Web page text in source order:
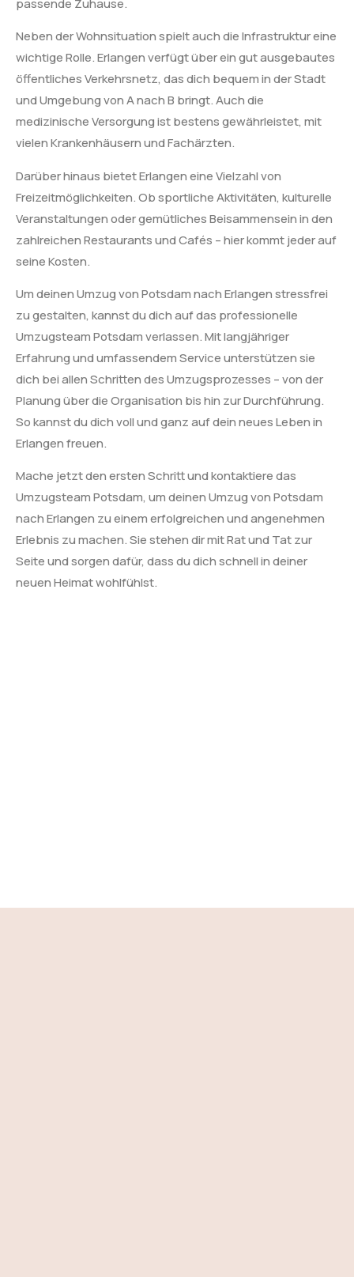
passende Zuhause.
Neben der Wohnsituation spielt auch die Infrastruktur eine
wichtige Rolle. Erlangen verfügt über ein gut ausgebautes
öffentliches Verkehrsnetz, das dich bequem in der Stadt
und Umgebung von A nach B bringt. Auch die
medizinische Versorgung ist bestens gewährleistet, mit
vielen Krankenhäusern und Fachärzten.
Darüber hinaus bietet Erlangen eine Vielzahl von
Freizeitmöglichkeiten. Ob sportliche Aktivitäten, kulturelle
Veranstaltungen oder gemütliches Beisammensein in den
zahlreichen Restaurants und Cafés – hier kommt jeder auf
seine Kosten.
Um deinen Umzug von Potsdam nach Erlangen stressfrei
zu gestalten, kannst du dich auf das professionelle
Umzugsteam Potsdam verlassen. Mit langjähriger
Erfahrung und umfassendem Service unterstützen sie
dich bei allen Schritten des Umzugsprozesses – von der
Planung über die Organisation bis hin zur Durchführung.
So kannst du dich voll und ganz auf dein neues Leben in
Erlangen freuen.
Mache jetzt den ersten Schritt und kontaktiere das
Umzugsteam Potsdam, um deinen Umzug von Potsdam
nach Erlangen zu einem erfolgreichen und angenehmen
Erlebnis zu machen. Sie stehen dir mit Rat und Tat zur
Seite und sorgen dafür, dass du dich schnell in deiner
neuen Heimat wohlfühlst.